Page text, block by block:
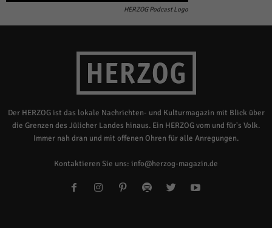
HERZOG Podcast Logo
Der HERZOG ist das lokale Nachrichten- und Kulturmagazin mit Blick über
die Grenzen des Jülicher Landes hinaus. Ein HERZOG vom und für's Volk.
Immer nah dran und mit offenen Ohren für alle Anregungen.
Kontaktieren Sie uns: info@herzog-magazin.de